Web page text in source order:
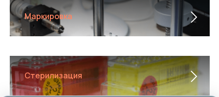
Маркировка
Стерилизация